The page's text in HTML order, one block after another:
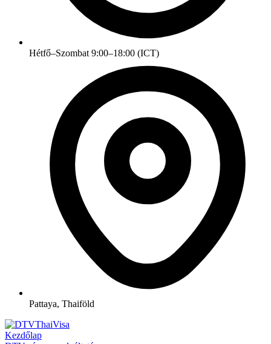
Hétfő–Szombat 9:00–18:00 (ICT)
Pattaya, Thaiföld
Kezdőlap